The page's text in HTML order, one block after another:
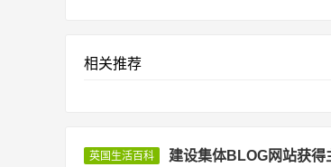
相关推荐
英国生活百科 建设集体BLOG网站获得